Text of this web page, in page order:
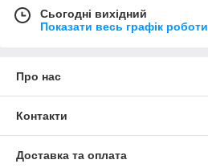
Сьогодні вихідний
Показати весь графік роботи
Про нас
Контакти
Доставка та оплата